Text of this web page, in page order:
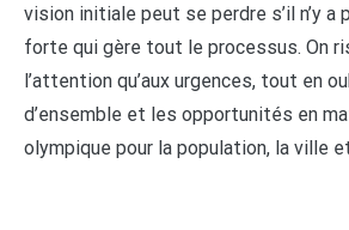
vision initiale peut se perdre s’il n’y a
forte qui gère tout le processus. On
l’attention qu’aux urgences, tout en
d’ensemble et les opportunités en
olympique pour la population, la ville